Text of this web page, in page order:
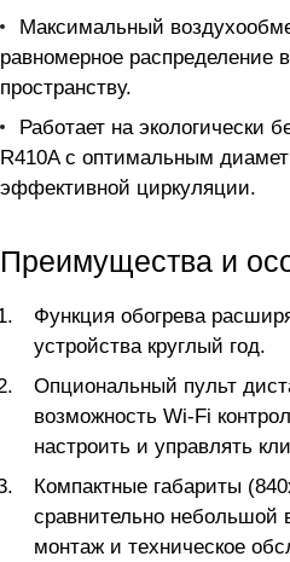
Максимальный
равномерное распределение
пространству.
Работает на экологически
R410A с оптимальным
эффективной циркуляции.
Преимущества и
Функция обогрева
устройства круглый год.
Опциональный пульт
возможность Wi-Fi
настроить и управлять
Компактные габариты
сравнительно небольшой
монтаж и техническое